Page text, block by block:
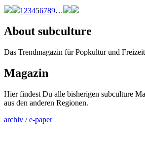
1 23456789…
About subculture
Das Trendmagazin für Popkultur und
Magazin
Hier findest Du alle bisherigen subculture
aus den anderen Regionen.
archiv / e-paper